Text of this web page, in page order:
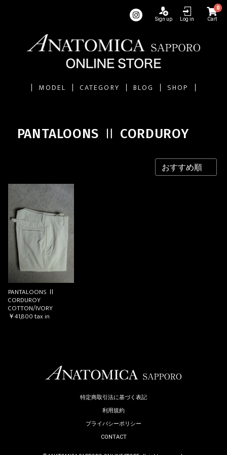
Sign up Log in
0
Cart
MODEL CATEGORY BLOG SHOP
PANTALOONS Ⅱ CORDUROY
PANTALOONS Ⅱ
CORDUROY
COTTON/IVORY
￥41,800tax in
お買い物を続ける
特定商取引法に基づく表記
利用規約
プライバシーポリシー
CONTACT